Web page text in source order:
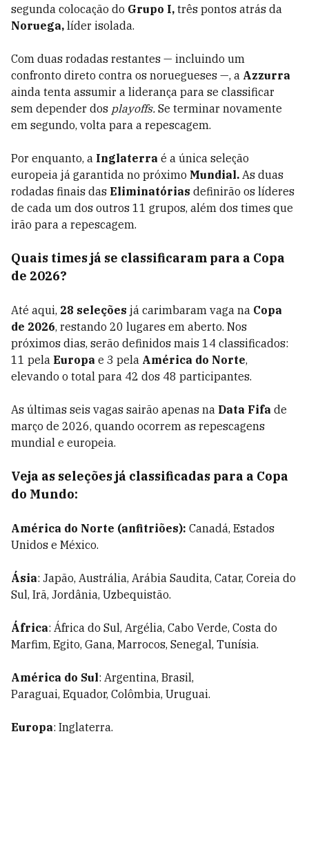
segunda colocação do Grupo I, três pontos atrás da
Noruega, líder isolada.
Com duas rodadas restantes — incluindo um
confronto direto contra os noruegueses —, a Azzurra
ainda tenta assumir a liderança para se classificar
sem depender dos playoffs. Se terminar novamente
em segundo, volta para a repescagem.
Por enquanto, a Inglaterra é a única seleção
europeia já garantida no próximo Mundial. As duas
rodadas finais das Eliminatórias definirão os líderes
de cada um dos outros 11 grupos, além dos times que
irão para a repescagem.
Quais times já se classificaram para a Copa
de 2026?
Até aqui, 28 seleções já carimbaram vaga na Copa
de 2026, restando 20 lugares em aberto. Nos
próximos dias, serão definidos mais 14 classificados:
11 pela Europa e 3 pela América do Norte,
elevando o total para 42 dos 48 participantes.
As últimas seis vagas sairão apenas na Data Fifa de
março de 2026, quando ocorrem as repescagens
mundial e europeia.
Veja as seleções já classificadas para a Copa
do Mundo:
América do Norte (anfitriões): Canadá, Estados
Unidos e México.
Ásia: Japão, Austrália, Arábia Saudita, Catar, Coreia do
Sul, Irã, Jordânia, Uzbequistão.
África: África do Sul, Argélia, Cabo Verde, Costa do
Marfim, Egito, Gana, Marrocos, Senegal, Tunísia.
América do Sul: Argentina, Brasil,
Paraguai, Equador, Colômbia, Uruguai.
Europa: Inglaterra.